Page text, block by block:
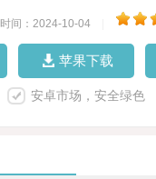
时间：2024-10-04
苹果下载
安卓市场，安全绿色